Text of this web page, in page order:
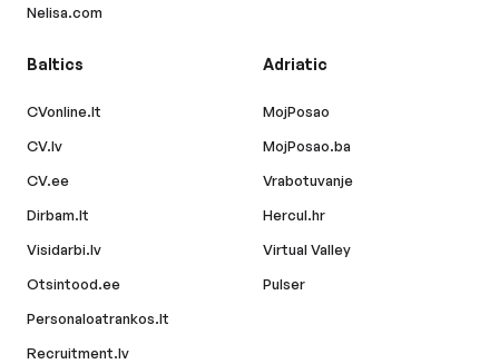
Nelisa.com
Baltics
CVonline.lt
CV.lv
CV.ee
Dirbam.lt
Visidarbi.lv
Otsintood.ee
Personaloatrankos.lt
Recruitment.lv
Adriatic
MojPosao
MojPosao.ba
Vrabotuvanje
Hercul.hr
Virtual Valley
Pulser